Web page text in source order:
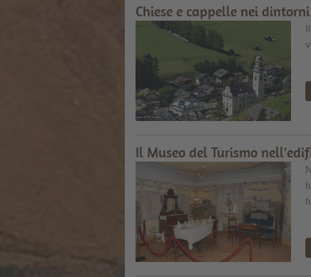
Chiese e cappelle nei
Il Museo del Turismo